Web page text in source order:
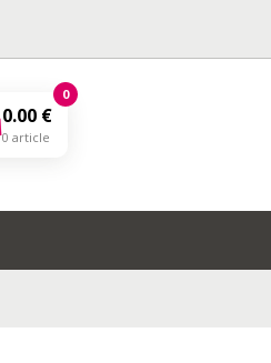
0
0.00 €
0 article